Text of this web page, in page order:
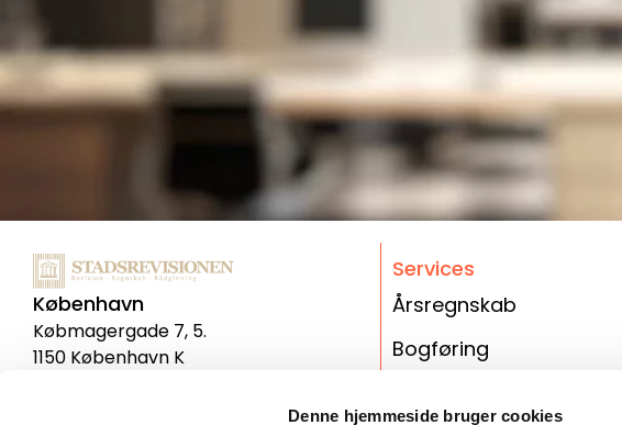
Denne hjemmeside bruger cookies
København
Købmagergade 7, 5.
1150 København K
Services
Årsregnskab
Bogføring